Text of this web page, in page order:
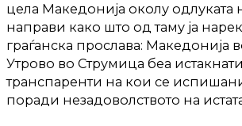
цела Македонија околу одлуката
направи како што од таму ја
граѓанска прослава: Македонија
Утрово во Струмица беа
транспаренти на кои се
поради незадоволството на